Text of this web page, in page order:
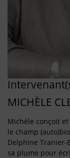
MICHÈLE
Michèle conçoit
le champ
Delphine Tranier-
sa plume pour